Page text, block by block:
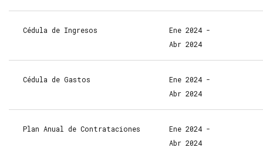
Cédula de Ingresos
Ene 2024 -
Abr 2024
Cédula de Gastos
Ene 2024 -
Abr 2024
Plan Anual de Contrataciones
Ene 2024 -
Abr 2024